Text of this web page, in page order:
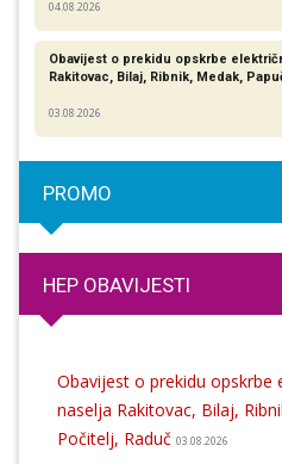
04.08.2026
Obavijest o prekidu opskrbe
Rakitovac, Bilaj, Ribnik, Medak,
03.08.2026
PROMO
HEP OBAVIJESTI
Obavijest o prekidu opskrbe
naselja Rakitovac, Bilaj,
Počitelj, Raduč 03.08.2026